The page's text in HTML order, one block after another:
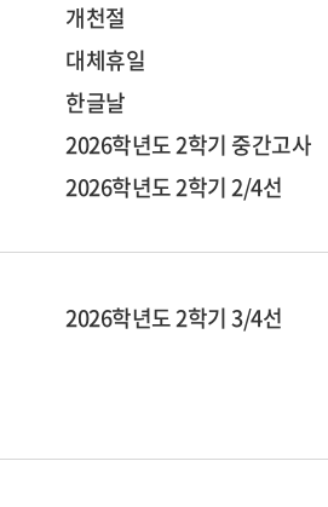
개천절
대체휴일
한글날
2026학년도 2학기 중간고사
2026학년도 2학기 2/4선
2026학년도 2학기 3/4선